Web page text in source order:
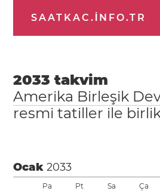
SAATKAC.INFO.TR
2033 takvim
Amerika Birleşik
resmi tatiller ile
Ocak2033
Pa Pt Sa Ça